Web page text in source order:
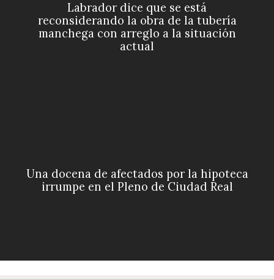
Labrador dice que se está
reconsiderando la obra de la tubería
manchega con arreglo a la situación
actual
Una docena de afectados por la hipoteca
irrumpe en el Pleno de Ciudad Real